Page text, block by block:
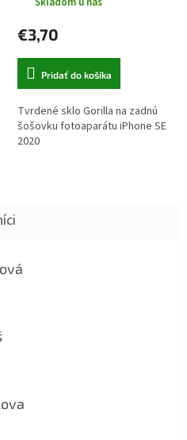
€3,70
Pridať do košíka
Tvrdené sklo Gorilla na zadnú
šošovku fotoaparátu iPhone SE
2020
je 5 z 5 hviezdičiek.
je 5 z 5 hviezdičiek.
je 5 z 5 hviezdičiek.